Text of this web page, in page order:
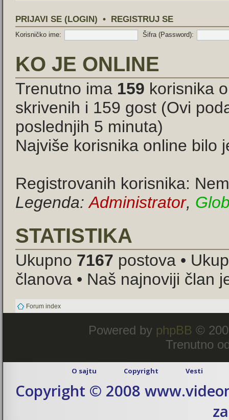
PRIJAVI SE (LOGIN) • REGISTRUJ SE
Korisničko ime: Šifra (Password):
KO JE ONLINE
Trenutno ima 159 korisnika
skrivenih i 159 gost (Ovi
poslednjih 5 minuta)
Najviše korisnika online bilo
Registrovanih korisnika:
Legenda:Administrator,
STATISTIKA
Ukupno 7167 postova •
članova • Naš najnoviji član
Forum index
Powered by phpBB ©
Trenutno
O sajtu Copyright Vesti
Copyright © 2008